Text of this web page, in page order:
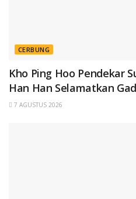
CERBUNG
Kho Ping Hoo Pendekar
Han Han Selamatkan
7 AGUSTUS 2026